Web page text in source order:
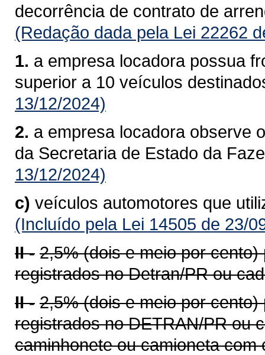
decorrência de contrato de
(Redação dada pela Lei 22262
1. a empresa locadora possua
superior a 10 veículos
13/12/2024)
2. a empresa locadora observe
da Secretaria de Estado da
13/12/2024)
c) veículos automotores que
(Incluído pela Lei 14505 de 23/
II - 2,5% (dois e meio por
registrados no Detran/PR ou
II - 2,5% (dois e meio por
registrados no DETRAN/PR ou
caminhonete ou camioneta